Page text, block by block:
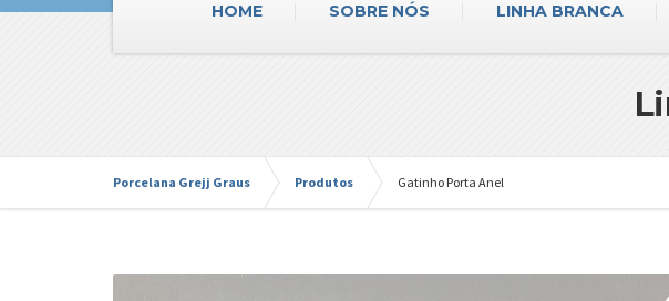
HOME SOBRE NÓS LINHA BRANCA
Porcelana Grejj Graus Produtos Gatinho Porta Anel